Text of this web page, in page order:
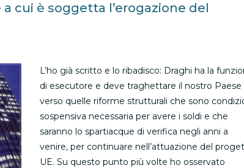
cui è soggetta l’erogazione del
L’ho già scritto e lo ribadisco: Draghi ha la
di esecutore e deve traghettare il nostro Paese
verso quelle riforme strutturali che sono
sospensiva necessaria per avere i soldi e che
saranno lo spartiacque di verifica negli anni a
venire, per continuare nell’attuazione del
UE. Su questo punto più volte ho osservato